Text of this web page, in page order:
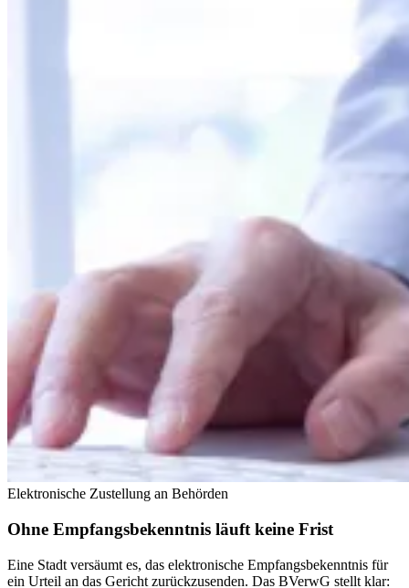
Elektronische Zustellung an Behörden
Ohne Empfangsbekenntnis läuft keine Frist
Eine Stadt versäumt es, das elektronische Empfangsbekenntnis für
ein Urteil an das Gericht zurückzusenden. Das BVerwG stellt klar: